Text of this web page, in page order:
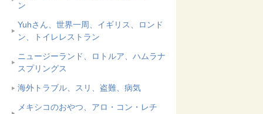
ン
Yuhさん、世界一周、イギリス、ロンド
ン、トイレレストラン
ニュージーランド、ロトルア、ハムラナ
スプリングス
海外トラブル、スリ、盗難、病気
メキシコのおやつ、アロ・コン・レチ